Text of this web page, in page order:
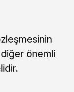
önemli